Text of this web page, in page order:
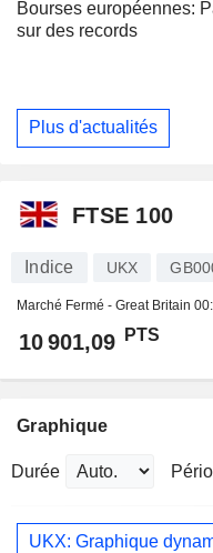
Bourses européennes:
sur des records
Plus d'actualités
FTSE 100
Indice UKX
Marché Fermé - Great Britain
10 901,09 PTS
Graphique
Durée
UKX: Graphique